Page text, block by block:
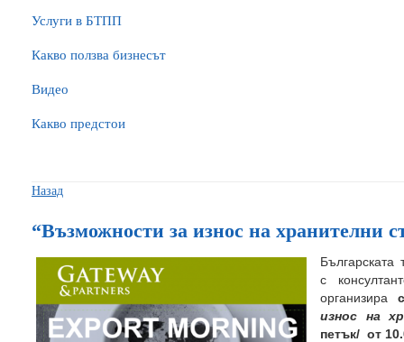
Услуги в БТПП
Какво ползва бизнесът
Видео
Какво предстои
Назад
“Възможности за износ на хранителни
Българската
с
организира
износ на
петък/ от